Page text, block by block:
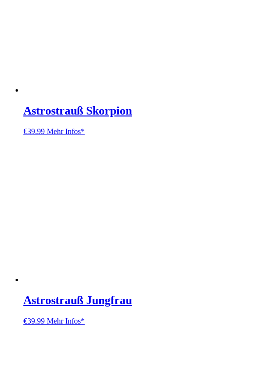
Astrostrauß Skorpion
€39.99 Mehr Infos*
Astrostrauß Jungfrau
€39.99 Mehr Infos*